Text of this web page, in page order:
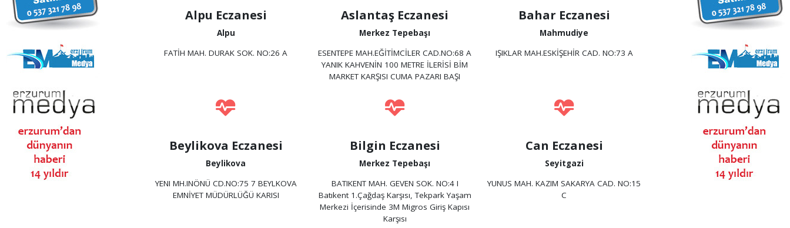
Alpu Eczanesi
Alpu
FATİH MAH. DURAK SOK. NO:26 A
Aslantaş Eczanesi
Merkez Tepebaşı
ESENTEPE MAH.EĞİTİMCİLER CAD.NO:68 A
YANIK KAHVENİN 100 METRE İLERİSİ BİM
MARKET KARŞISI CUMA PAZARI BAŞI
Bahar Eczanesi
Mahmudiye
IŞIKLAR MAH.ESKİŞEHİR CAD. NO:73 A
Beylikova Eczanesi
Beylikova
YENI MH.INÖNÜ CD.NO:75 7 BEYLKOVA
EMNİYET MÜDÜRLÜĞÜ KARISI
Bilgin Eczanesi
Merkez Tepebaşı
BATIKENT MAH. GEVEN SOK. NO:4 I
Batıkent 1.Çağdaş Karşısı, Tekpark Yaşam
Merkezi İçerisinde 3M Migros Giriş Kapısı
Karşısı
Can Eczanesi
Seyitgazi
YUNUS MAH. KAZIM SAKARYA CAD. NO:15
C